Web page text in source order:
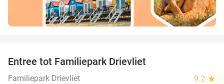
Entree tot Familiepark Drievliet
Familiepark Drievliet 9.2 star